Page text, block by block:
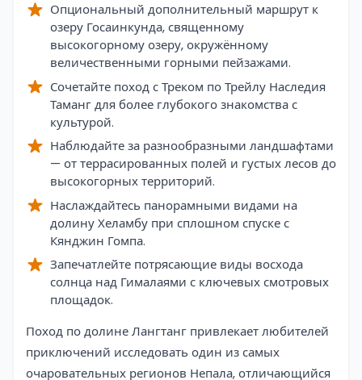
Опциональный дополнительный маршрут к
озеру Госаинкунда, священному
высокогорному озеру, окружённому
величественными горными пейзажами.
Сочетайте поход с Треком по Трейлу Наследия
Таманг для более глубокого знакомства с
культурой.
Наблюдайте за разнообразными ландшафтами
— от террасированных полей и густых лесов до
высокогорных территорий.
Наслаждайтесь панорамными видами на
долину Хеламбу при сплошном спуске с
Кянджин Гомпа.
Запечатлейте потрясающие виды восхода
солнца над Гималаями с ключевых смотровых
площадок.
Overview
Поход по долине Лангтанг привлекает любителей
приключений исследовать один из самых
очаровательных регионов Непала, отличающийся